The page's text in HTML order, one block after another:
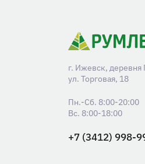
г. Ижевск, деревня
ул. Торговая, 18
+7 (3412) 998-
Пн.-Сб. 8:00-20:00
Вс. 8:00-18:00